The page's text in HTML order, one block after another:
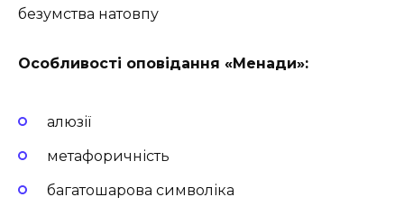
безумства натовпу
Особливості оповідання «Менади»:
алюзії
метафоричність
багатошарова символіка